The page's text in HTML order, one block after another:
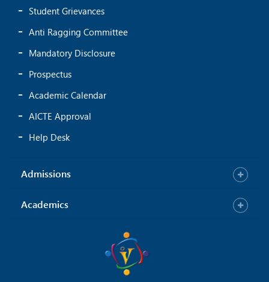
Student Grievances
Anti Ragging Committee
Mandatory Disclosure
Prospectus
Academic Calendar
AICTE Approval
Help Desk
Admissions
Academics